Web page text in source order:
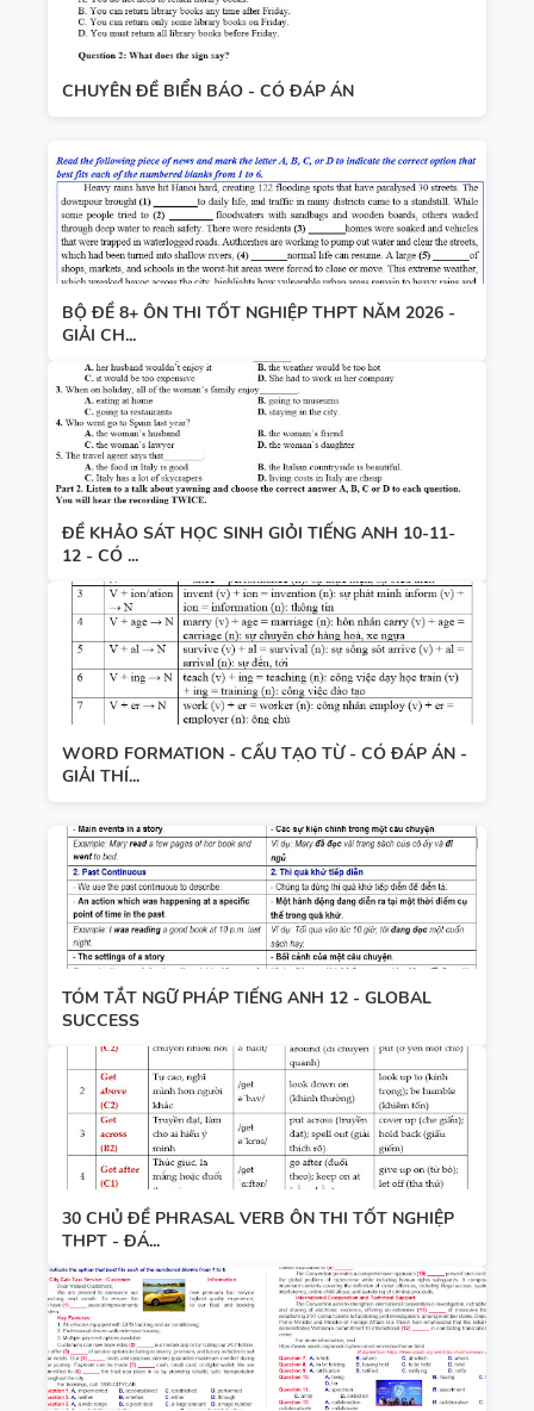
CHUYÊN ĐỀ BIỂN BÁO - CÓ ĐÁP ÁN
BỘ ĐỀ 8+ ÔN THI TỐT NGHIỆP THPT NĂM 2026 -
GIẢI CH...
ĐỀ KHẢO SÁT HỌC SINH GIỎI TIẾNG ANH 10-11-
12 - CÓ ...
WORD FORMATION - CẤU TẠO TỪ - CÓ ĐÁP ÁN -
GIẢI THÍ...
TÓM TẮT NGỮ PHÁP TIẾNG ANH 12 - GLOBAL
SUCCESS
30 CHỦ ĐỀ PHRASAL VERB ÔN THI TỐT NGHIỆP
THPT - ĐÁ...